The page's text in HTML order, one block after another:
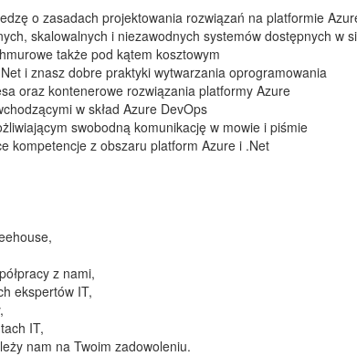
o zasadach projektowania rozwiązań na platformie
skalowalnych i niezawodnych systemów dostępnych w
także pod kątem kosztowym
i znasz dobre praktyki wytwarzania oprogramowania
oraz kontenerowe rozwiązania platformy Azure
w skład Azure DevOps
swobodną komunikację w mowie i piśmie
kompetencje z obszaru platform Azure i .Net
z nami,
ekspertów IT,
IT,
nam na Twoim zadowoleniu.